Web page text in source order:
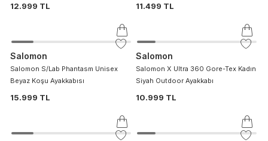
12.999 TL 11.499 TL
Salomon
Salomon S/Lab Phantasm Unisex
Beyaz Koşu Ayakkabısı
15.999 TL
Salomon
Salomon X Ultra 360 Gore-Tex Kadın
Siyah Outdoor Ayakkabı
10.999 TL